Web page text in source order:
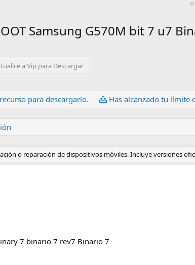
Samsung G570M bit 7 u7
a Vip para Descargar
para descargarlo. Has alcanzado tu límite
o reparación de dispositivos móviles. Incluye versiones
7 binario 7 rev7 Binario 7